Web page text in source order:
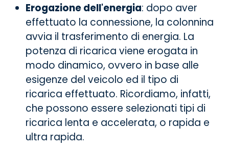
Erogazione dell'energia: dopo aver
effettuato la connessione, la colonnina
avvia il trasferimento di energia. La
potenza di ricarica viene erogata in
modo dinamico, ovvero in base alle
esigenze del veicolo ed il tipo di
ricarica effettuato. Ricordiamo, infatti,
che possono essere selezionati tipi di
ricarica lenta e accelerata, o rapida e
ultra rapida.